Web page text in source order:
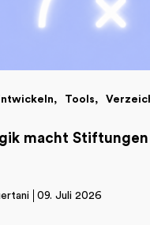
Tools
macht Stiftungen
09. Juli 2026